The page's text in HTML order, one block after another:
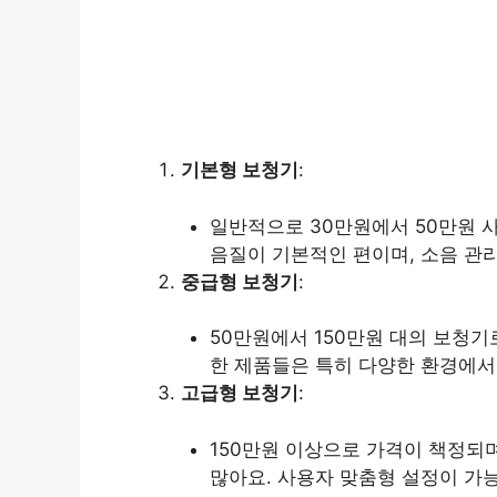
기본형 보청기 :
일반적으로 30만원에서 50만원
음질이 기본적인 편이며, 소음 관
중급형 보청기:
50만원에서 150만원 대의 보청
한 제품들은 특히 다양한 환경에
고급형 보청기 :
150만원 이상으로 가격이 책정되
많아요. 사용자 맞춤형 설정이 가